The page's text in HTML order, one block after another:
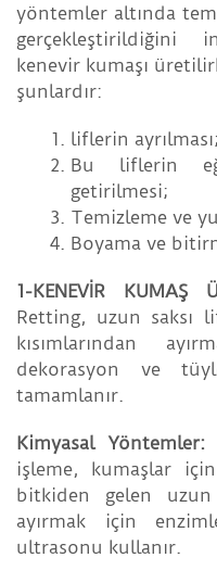
yöntemler altında
gerçekleştirildiğini
kenevir kumaşı
şunlardır:
liflerin ayrılması;
Bu liflerin
getirilmesi;
Temizleme ve
Boyama ve
1-KENEVİR KUMAŞ
Retting, uzun saksı
kısımlarından
dekorasyon ve
tamamlanır.
Kimyasal Yöntemler:
işleme, kumaşlar
bitkiden gelen
ayırmak için
ultrasonu kullanır.